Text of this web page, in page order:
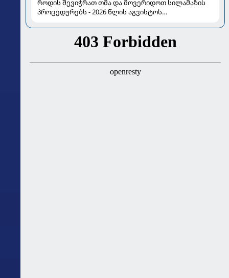
როდის შევიჭრათ თმა და მოვერიდოთ სილამაზის
პროცედურებს - 2026 წლის აგვისტოს